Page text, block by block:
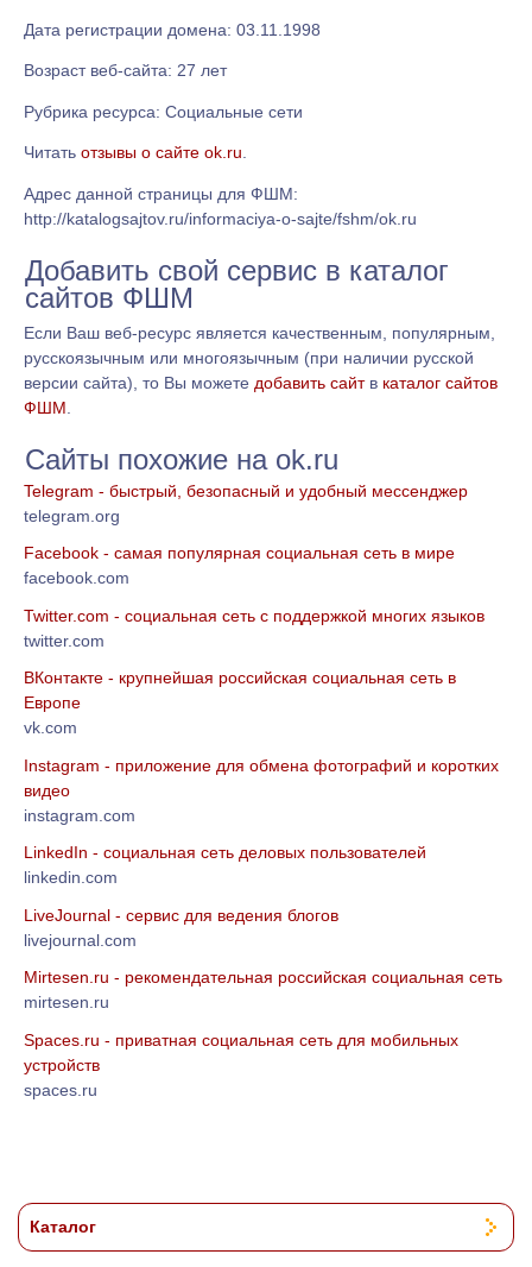
Дата регистрации домена: 03.11.1998
Возраст веб-сайта: 27 лет
Рубрика ресурса: Социальные сети
Читать отзывы о сайте ok.ru
Адрес данной страницы для ФШМ:
http://katalogsajtov.ru/informaciya-o-sajte/fshm/ok.ru
Добавить свой сервис в каталог
сайтов ФШМ
Если Ваш веб-ресурс является качественным, популярным,
русскоязычным или многоязычным (при наличии русской
версии сайта), то Вы можете добавить сайтв каталог сайтов
ФШМ
Сайты похожие на ok.ru
Telegram - быстрый, безопасный и удобный мессенджер
telegram.org
Facebook - самая популярная социальная сеть в мире
facebook.com
Twitter.com - социальная сеть с поддержкой многих языков
twitter.com
ВКонтакте - крупнейшая российская социальная сеть в
Европе
vk.com
Instagram - приложение для обмена фотографий и коротких
видео
instagram.com
LinkedIn - социальная сеть деловых пользователей
linkedin.com
LiveJournal - сервис для ведения блогов
livejournal.com
Mirtesen.ru - рекомендательная российская социальная сеть
mirtesen.ru
Spaces.ru - приватная социальная сеть для мобильных
устройств
spaces.ru
Каталог